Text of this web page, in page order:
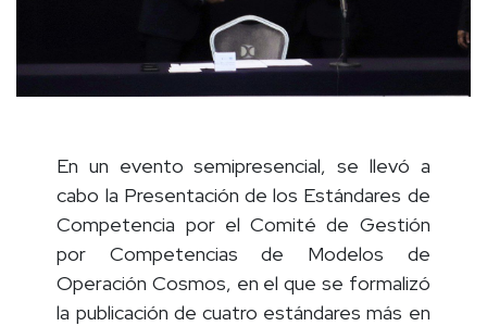
En un evento semipresencial, se llevó a
cabo la Presentación de los Estándares de
Competencia por el Comité de Gestión
por Competencias de Modelos de
Operación Cosmos, en el que se formalizó
la publicación de cuatro estándares más en